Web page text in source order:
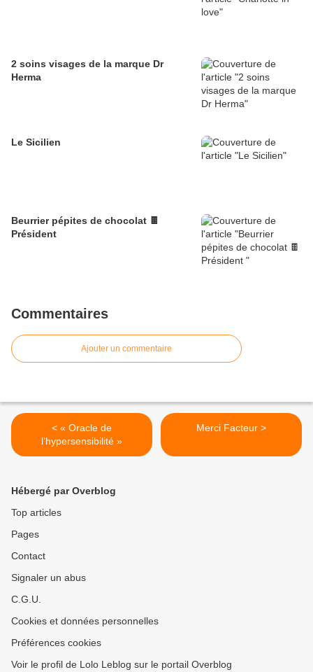
2 soins visages de la marque Dr
Herma
Le Sicilien
Beurrier pépites de chocolat 🍫
Président
Commentaires
Ajouter un commentaire
< « Oracle de
l’hypersensibilité »
Merci Facteur >
Hébergé par Overblog
Top articles
Pages
Contact
Signaler un abus
C.G.U.
Cookies et données personnelles
Préférences cookies
Voir le profil de Lolo Leblog sur le portail Overblog